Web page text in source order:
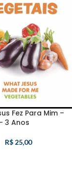
Fez Para Mim –
3 Anos
R$ 25,00